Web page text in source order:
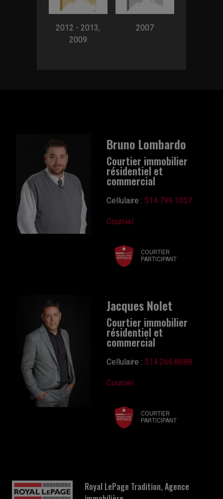
2012 - 2013,
2009
2007
Bruno Lombardo
Courtier immobilier
résidentiel et
commercial
Cellulaire : 514.799.1057
Courriel
COURTIER
PARTICIPANT
Jacques Nolet
Courtier immobilier
résidentiel et
commercial
Cellulaire : 514.266.8688
Courriel
COURTIER
PARTICIPANT
Royal LePage Tradition, Agence